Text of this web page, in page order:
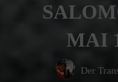
MAI
Der